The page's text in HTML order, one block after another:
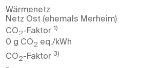
Wärmenetz
Netz Ost (ehemals Merheim)
CO2-Faktor 1)
0 g CO2 eq./kWh
CO2-Faktor 3)